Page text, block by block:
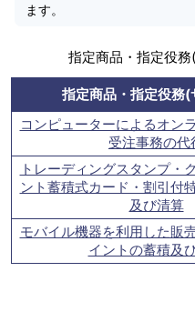
ます。
指定商品・指定役
指定商品・指定役務(
コンピューターによるオン
受注事務の代
トレーディングスタンプ・
ント蓄積式カード・割引付
及び清算
モバイル機器を利用した販
イントの蓄積及